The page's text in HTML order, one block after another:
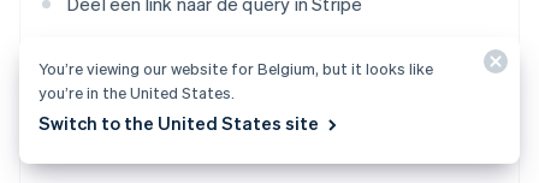
Het is een eenvoudige manier om belangrijke
statistieken zichtbaar te houden zonder extra
overhead.
You’re viewing our website for Belgium, but it looks like
you’re in the United States.
Switch to the United States site